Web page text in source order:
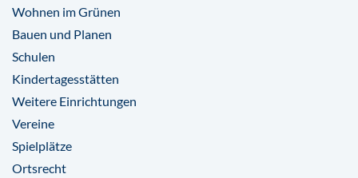
Wohnen im Grünen
Bauen und Planen
Schulen
Kindertagesstätten
Weitere Einrichtungen
Vereine
Spielplätze
Ortsrecht